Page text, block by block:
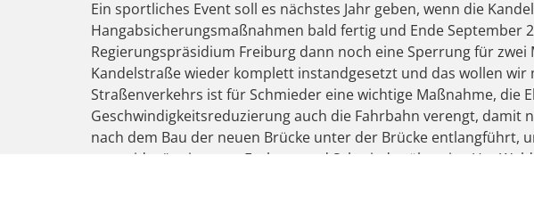
Ein sportliches Event soll es nächstes Jahr geben, wenn die
Hangabsicherungsmaßnahmen bald fertig und Ende September
Regierungspräsidium Freiburg dann noch eine Sperrung für
Kandelstraße wieder komplett instandgesetzt und das wollen
Straßenverkehrs ist für Schmieder eine wichtige Maßnahme, die
Geschwindigkeitsreduzierung auch die Fahrbahn verengt, damit
nach dem Bau der neuen Brücke unter der Brücke entlangführt,
vermeiden“, stimmten Fechner und Schmieder überein. Um